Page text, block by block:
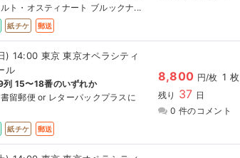
ト・オスティナート ブルックナ...
紙チケ 郵送
14:00 東京 東京オペラシティ
ル
列 15〜18番のいずれか
留郵便 or レターパックプラスに
紙チケ 郵送
8,800 円/枚 1 枚
残り 37 日
0 件のコメント